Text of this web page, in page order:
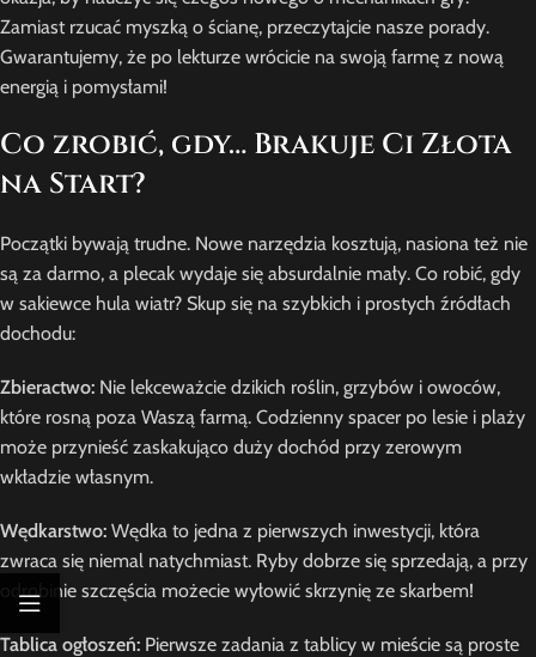
Zamiast rzucać myszką o ścianę, przeczytajcie nasze porady.
Gwarantujemy, że po lekturze wrócicie na swoją farmę z nową
energią i pomysłami!
Co zrobić, gdy… Brakuje Ci Złota
na Start?
Początki bywają trudne. Nowe narzędzia kosztują, nasiona też nie
są za darmo, a plecak wydaje się absurdalnie mały. Co robić, gdy
w sakiewce hula wiatr? Skup się na szybkich i prostych źródłach
dochodu:
Zbieractwo: Nie lekceważcie dzikich roślin, grzybów i owoców,
które rosną poza Waszą farmą. Codzienny spacer po lesie i plaży
może przynieść zaskakująco duży dochód przy zerowym
wkładzie własnym.
Wędkarstwo: Wędka to jedna z pierwszych inwestycji, która
zwraca się niemal natychmiast. Ryby dobrze się sprzedają, a przy
odrobinie szczęścia możecie wyłowić skrzynię ze skarbem!
Tablica ogłoszeń: Pierwsze zadania z tablicy w mieście są proste